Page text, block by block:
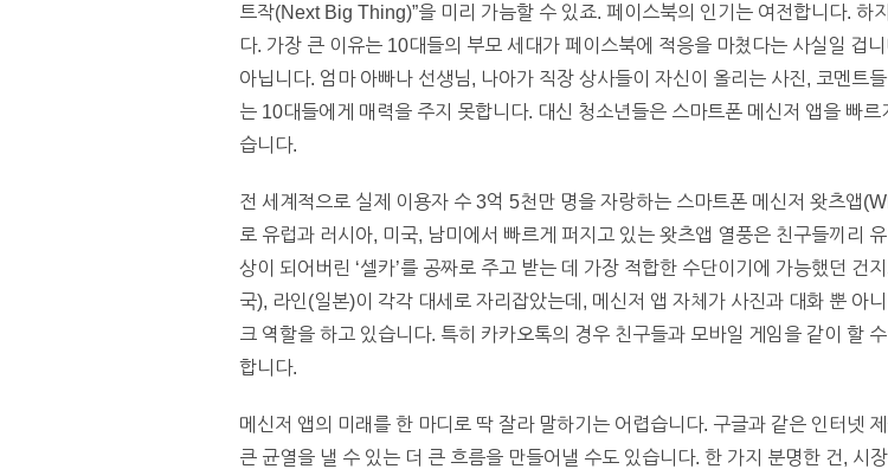
트작(Next Big Thing)”을 미리 가늠할 수 있죠. 페이스북의 인기는 여전합니다. 하
다. 가장 큰 이유는 10대들의 부모 세대가 페이스북에 적응을 마쳤다는 사실일 겁
아닙니다. 엄마 아빠나 선생님, 나아가 직장 상사들이 자신이 올리는 사진, 코멘트
는 10대들에게 매력을 주지 못합니다. 대신 청소년들은 스마트폰 메신저 앱을 빠
습니다.
전 세계적으로 실제 이용자 수 3억 5천만 명을 자랑하는 스마트폰 메신저 왓츠앱
로 유럽과 러시아, 미국, 남미에서 빠르게 퍼지고 있는 왓츠앱 열풍은 친구들끼리
상이 되어버린 ‘셀카’를 공짜로 주고 받는 데 가장 적합한 수단이기에 가능했던
국), 라인(일본)이 각각 대세로 자리잡았는데, 메신저 앱 자체가 사진과 대화 뿐 아
크 역할을 하고 있습니다. 특히 카카오톡의 경우 친구들과 모바일 게임을 같이 할
합니다.
메신저 앱의 미래를 한 마디로 딱 잘라 말하기는 어렵습니다. 구글과 같은 인터넷
큰 균열을 낼 수 있는 더 큰 흐름을 만들어낼 수도 있습니다. 한 가지 분명한 건, 시